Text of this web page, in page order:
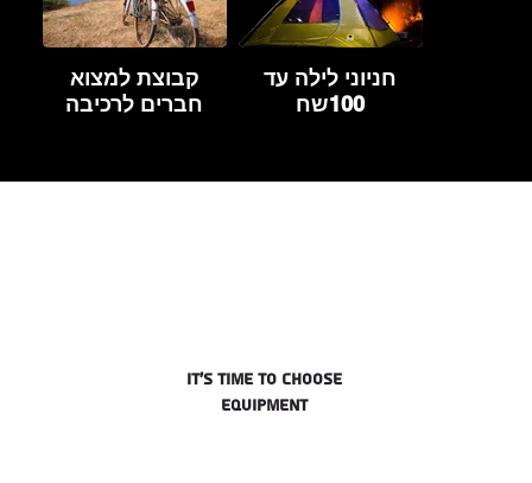
It's time to choose
equipment
קבוצת למצוא
חברים לרכיבה
חניוני לילה עד
100שח